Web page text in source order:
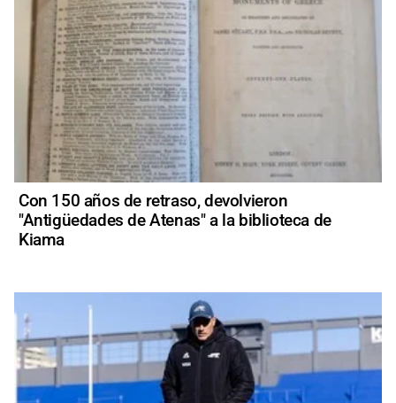
Con 150 años de retraso, devolvieron
"Antigüedades de Atenas" a la biblioteca de
Kiama